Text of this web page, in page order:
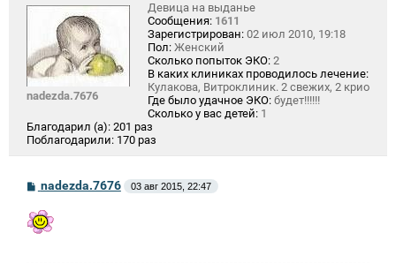
nadezda.7676
Девица на выданье
Сообщения: 1611
Зарегистрирован: 02 июл 2010, 19:18
Пол: Женский
Сколько попыток ЭКО: 2
В каких клиниках проводилось лечение:
Кулакова, Витроклиник. 2 свежих, 2 крио
Где было удачное ЭКО: будет!!!!!!
Сколько у вас детей: 1
Благодарил (а): 201 раз
Поблагодарили: 170 раз
С
о
б
щ
nadezda.7676 03 авг 2015, 22:47